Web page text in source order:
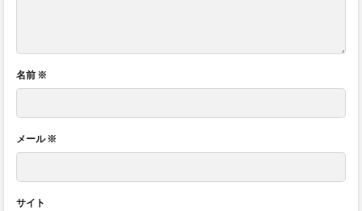
名前 ※
メール※
サイト